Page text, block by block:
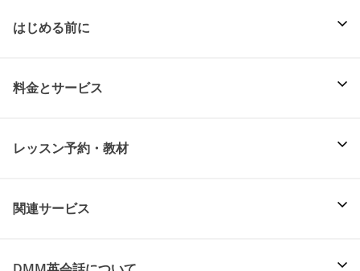
はじめる前に
料金とサービス
レッスン予約・教材
関連サービス